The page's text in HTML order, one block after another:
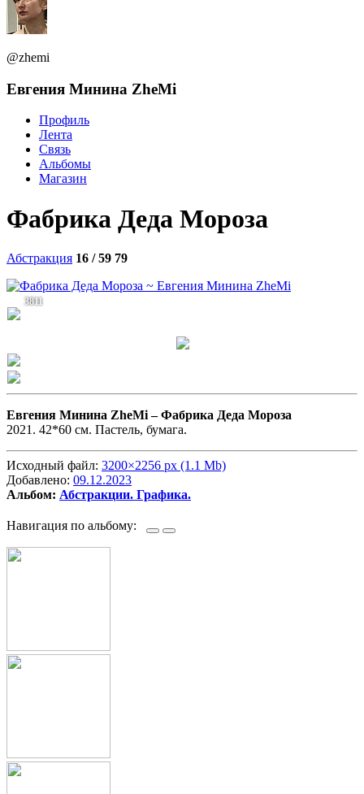
@zhemi
Евгения Минина ZheMi
Профиль
Лента
Связь
Альбомы
Магазин
Фабрика Деда Мороза
Абстракция 16 / 59 79
3811
Евгения Минина ZheMi –Фабрика Деда Мороза
2021. 42*60 см. Пастель, бумага.
Исходный файл: 3200×2256 px (1.1 Mb)
Добавлено: 09.12.2023
Альбом: Абстракции. Графика.
Навигация по альбому: